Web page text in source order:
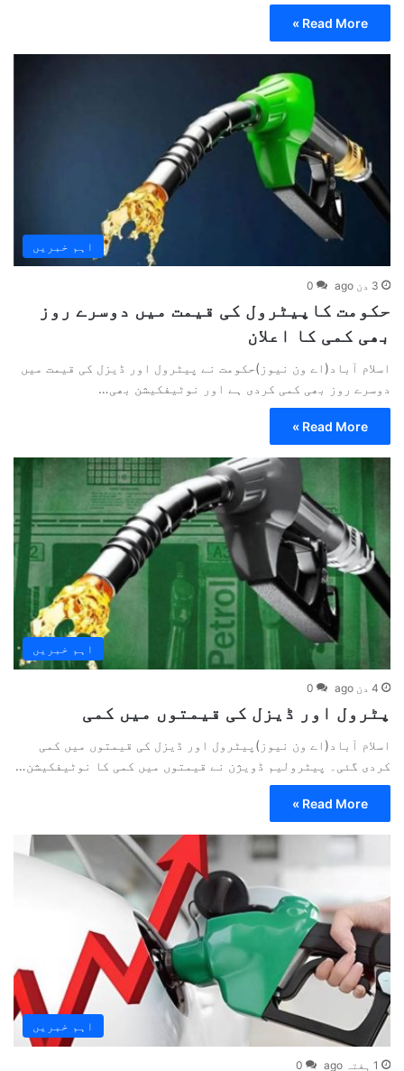
Read More »
اہم خبریں
3 دن ago 0
حکومت کاپیٹرول کی قیمت میں دوسرے روز
بھی کمی کا اعلان
اسلام آباد(اے ون نیوز)حکومت نے پیٹرول اور ڈیزل کی قیمت میں
دوسرے روز بھی کمی کردی ہے اور نوٹیفکیشن بھی…
Read More »
اہم خبریں
4 دن ago 0
پٹرول اور ڈیزل کی قیمتوں میں کمی
اسلام آباد(اے ون نیوز)پیٹرول اور ڈیزل کی قیمتوں میں کمی
کردی گئی۔ پیٹرولیم ڈویژن نے قیمتوں میں کمی کا نوٹیفکیشن…
Read More »
اہم خبریں
1 ہفتہ ago 0